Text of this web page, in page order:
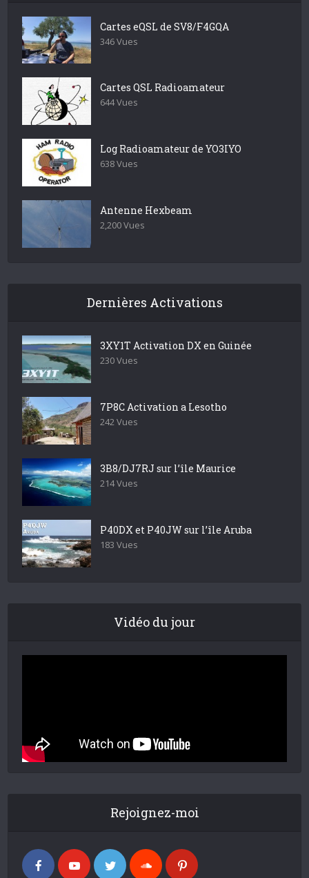
Cartes eQSL de SV8/F4GQA
346 Vues
Cartes QSL Radioamateur
644 Vues
Log Radioamateur de YO3IYO
638 Vues
Antenne Hexbeam
2,200 Vues
Dernières Activations
3XY1T Activation DX en Guinée
230 Vues
7P8C Activation a Lesotho
242 Vues
3B8/DJ7RJ sur l’île Maurice
214 Vues
P40DX et P40JW sur l’île Aruba
183 Vues
Vidéo du jour
Rejoignez-moi